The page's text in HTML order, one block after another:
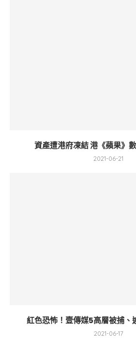
資產遭港府凍結 港《蘋果》
2021-06-21
紅色恐怖！壹傳媒5高層被捕
2021-06-17